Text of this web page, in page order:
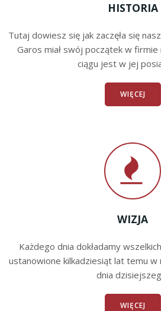
HISTORIA
Tutaj dowiesz się jak zaczęła się
Garos miał swój początek w
ciągu jest w jej
WIĘCEJ
WIZJA
Każdego dnia dokładamy
ustanowione kilkadziesiąt lat temu
dnia
WIĘCEJ